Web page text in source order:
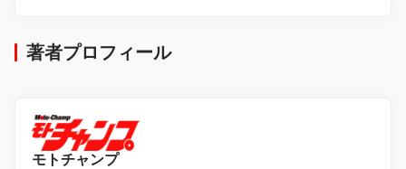
著者プロフィール
モトチャンプ